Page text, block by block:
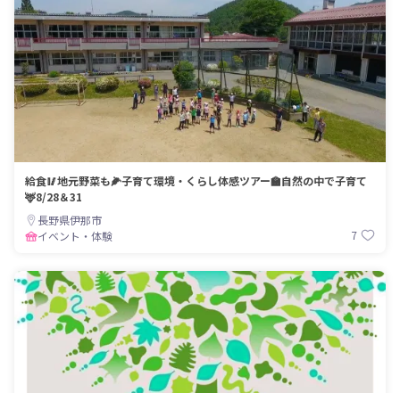
給食🥢地元野菜も🌽子育て環境・くらし体感ツアー🏫自然の中で子育て
🦌8/28＆31
長野県伊那市
イベント・体験
7